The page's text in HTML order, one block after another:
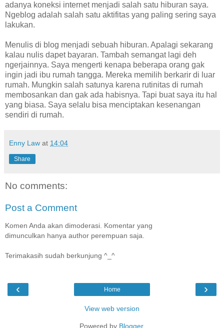
adanya koneksi internet menjadi salah satu hiburan saya.
Ngeblog adalah salah satu aktifitas yang paling sering saya
lakukan.
Menulis di blog menjadi sebuah hiburan. Apalagi sekarang
kalau nulis dapet bayaran. Tambah semangat lagi deh
ngerjainnya. Saya mengerti kenapa beberapa orang gak
ingin jadi ibu rumah tangga. Mereka memilih berkarir di luar
rumah. Mungkin salah satunya karena rutinitas di rumah
membosankan dan gak ada habisnya. Tapi buat saya itu hal
yang biasa. Saya selalu bisa menciptakan kesenangan
sendiri di rumah.
Enny Law at 14:04
Share
No comments:
Post a Comment
Komen Anda akan dimoderasi. Komentar yang
dimunculkan hanya author perempuan saja.
Terimakasih sudah berkunjung ^_^
‹ ›
Home
View web version
Powered by Blogger.